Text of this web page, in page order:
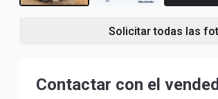
Solicitar todas las
Contactar con el